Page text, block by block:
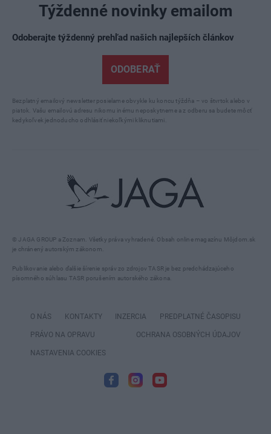
© JAGA GROUP a Zoznam. Všetky práva vyhradené. Obsah online magazínu Môjdom.sk
je chránený autorským zákonom.
Publikovanie alebo ďalšie šírenie správ zo zdrojov TASR je bez predchádzajúceho
písomného súhlasu TASR porušením autorského zákona.
Týždenné novinky emailom
Odoberajte týždenný prehľad našich najlepších článkov
ODOBERAŤ
Bezplatný emailový newsletter posielame obvykle ku koncu týždňa – vo štvrtok alebo v
piatok. Vašu emailovú adresu nikomu inému neposkytneme a z odberu sa budete môcť
kedykoľvek jednoducho odhlásiť niekoľkými kliknutiami.
O NÁS KONTAKTY INZERCIA PREDPLATNÉ ČASOPISU
PRÁVO NA OPRAVU OCHRANA OSOBNÝCH ÚDAJOV
NASTAVENIA COOKIES